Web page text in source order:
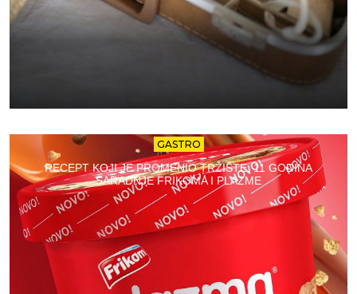
GASTRO
RECEPT KOJI JE PROMENIO TRŽIŠTE: 11 GODINA
SARADNJE FRIKOMA I PLAZME